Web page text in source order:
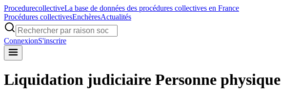
ProcedurecollectiveLa base de données des procédures collectives en France
Procédures collectivesEnchèresActualités
ConnexionS'inscrire
Liquidation judiciaire Personne physique